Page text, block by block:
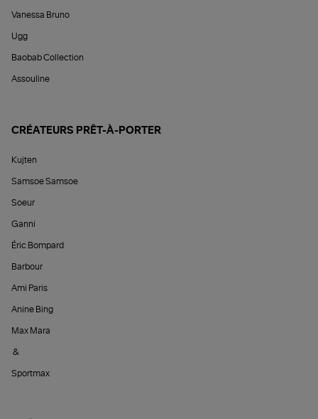
Vanessa Bruno
Ugg
Baobab Collection
Assouline
CRÉATEURS PRÊT-À-PORTER
Kujten
Samsoe Samsoe
Soeur
Ganni
Éric Bompard
Barbour
Ami Paris
Anine Bing
Max Mara
&
Sportmax